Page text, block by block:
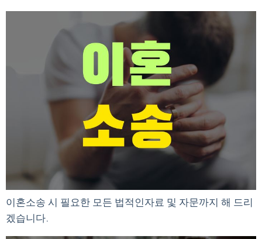
이혼소송 시 필요한 모든 법적인자료 및 자문까지 해 드리
겠습니다.